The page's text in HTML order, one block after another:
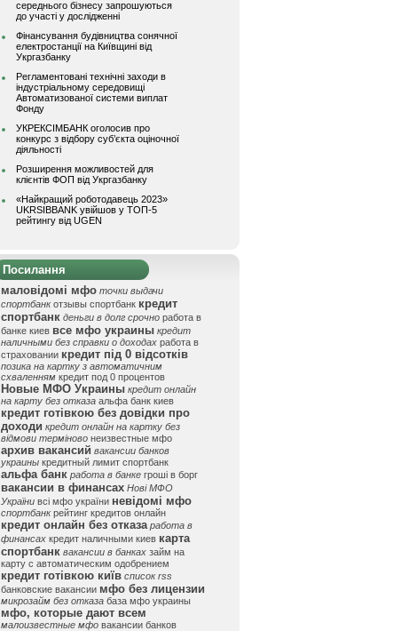
середнього бізнесу запрошуються
до участі у дослідженні
Фінансування будівництва сонячної
електростанції на Київщині від
Укргазбанку
Регламентовані технічні заходи в
індустріальному середовищі
Автоматизованої системи виплат
Фонду
УКРЕКСІМБАНК оголосив про
конкурс з відбору суб’єкта оціночної
діяльності
Розширення можливостей для
клієнтів ФОП від Укргазбанку
«Найкращий роботодавець 2023»
UKRSIBBANK увійшов у ТОП-5
рейтингу від UGEN
Посилання
маловідомі мфо точки выдачи
спортбанк отзывы спортбанк кредит
спортбанк деньги в долг срочно работа в
банке киев все мфо украины кредит
наличными без справки о доходах работа в
страховании кредит під 0 відсотків
позика на картку з автоматичним
схваленням кредит под 0 процентов
Новые МФО Украины кредит онлайн
на карту без отказа альфа банк киев
кредит готівкою без довідки про
доходи кредит онлайн на картку без
відмови терміново неизвестные мфо
архив вакансий вакансии банков
украины кредитный лимит спортбанк
альфа банк работа в банке гроші в борг
вакансии в финансах Нові МФО
України всі мфо україни невідомі мфо
спортбанк рейтинг кредитов онлайн
кредит онлайн без отказа работа в
финансах кредит наличными киев карта
спортбанк вакансии в банках займ на
карту с автоматическим одобрением
кредит готівкою київ список rss
банковские вакансии мфо без лицензии
микрозайм без отказа база мфо украины
мфо, которые дают всем
малоизвестные мфо вакансии банков